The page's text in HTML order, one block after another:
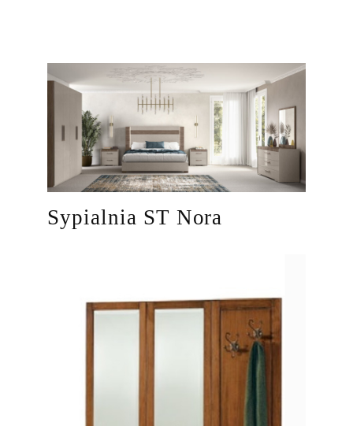
Sypialnia ST Nora